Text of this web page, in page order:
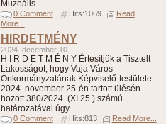
Muzeális...
0 Comment Hits:1069
Read
More...
HIRDETMÉNY
2024. december 10.
H I R D E T M É N Y Értesítjük a Tisztelt
Lakosságot, hogy Vaja Város
Önkormányzatának Képviselő-testülete
2024. november 25-én tartott ülésén
hozott 380/2024. (XI.25.) számú
határozatával úgy...
0 Comment Hits:813 Read More...